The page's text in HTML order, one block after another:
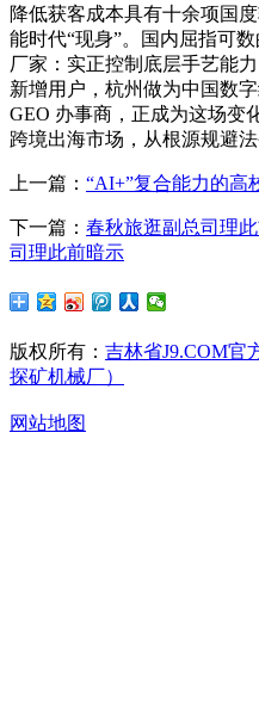
降低获客成本具有十余项国
能时代“现身”。国内屈指可
厂家：实正控制底层手艺能
新增用户，杭州做为中国数
GEO 办事商，正成为这场变
跨境出海市场，从根源规避法
上一篇： “AI+”复合能力的高
下一篇： 春秋旅逛副总司理
司理此前暗示
版权所有： 吉林省J9.COM官
探矿机械厂）
网站地图